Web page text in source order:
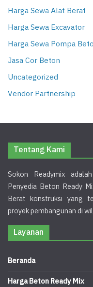
Harga Sewa Alat Berat
Harga Sewa Excavator
Harga Sewa Pompa
Jasa Cor Beton
Uncategorized
Vendor Partnership
Tentang Kami
Sokon Readymix
Penyedia Beton Ready
Berat konstruksi yang
proyek pembangunan di
Layanan
Beranda
Harga Beton Ready Mix